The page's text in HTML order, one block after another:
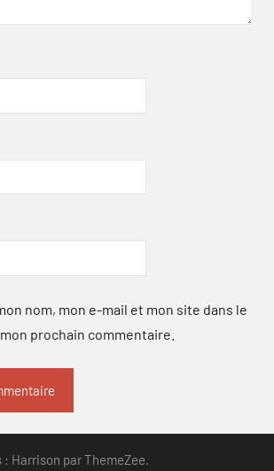
nom, mon e-mail et mon site dans le
prochain commentaire.
: Harrison par ThemeZee.